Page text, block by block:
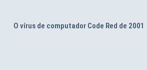
O vírus de computador Code Red de 2001